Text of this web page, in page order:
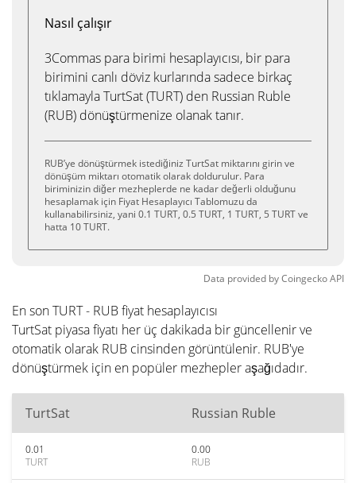
Nasıl çalışır
3Commas para birimi hesaplayıcısı, bir para
birimini canlı döviz kurlarında sadece birkaç
tıklamayla TurtSat (TURT) den Russian Ruble
(RUB) dönüştürmenize olanak tanır.
RUB’ye dönüştürmek istediğiniz TurtSat miktarını girin ve
dönüşüm miktarı otomatik olarak doldurulur. Para
biriminizin diğer mezheplerde ne kadar değerli olduğunu
hesaplamak için Fiyat Hesaplayıcı Tablomuzu da
kullanabilirsiniz, yani 0.1 TURT, 0.5 TURT, 1 TURT, 5 TURT ve
hatta 10 TURT.
Data provided byCoingeckoAPI
En son TURT - RUB fiyat hesaplayıcısı
TurtSat piyasa fiyatı her üç dakikada bir güncellenir ve
otomatik olarak RUB cinsinden görüntülenir. RUB'ye
dönüştürmek için en popüler mezhepler aşağıdadır.
TurtSat Russian Ruble
0.01
TURT
0.00
RUB